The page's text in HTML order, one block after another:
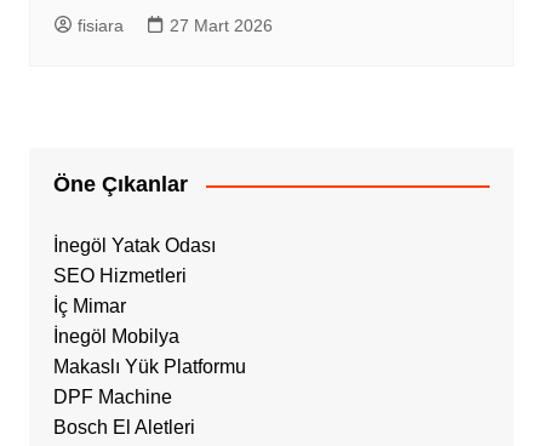
fisiara 27 Mart 2026
Öne Çıkanlar
İnegöl Yatak Odası
SEO Hizmetleri
İç Mimar
İnegöl Mobilya
Makaslı Yük Platformu
DPF Machine
Bosch El Aletleri